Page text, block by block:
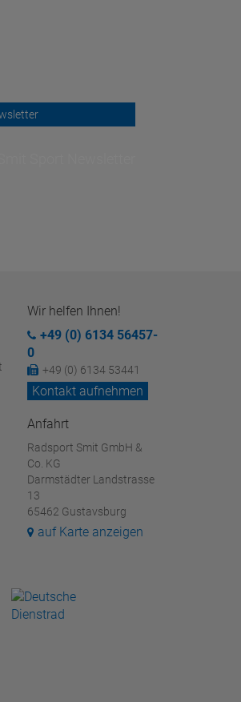
Wir helfen Ihnen!
+49 (0) 6134 56457-
0
+49 (0) 6134 53441
Kontakt aufnehmen
Anfahrt
Radsport Smit GmbH &
Co. KG
Darmstädter Landstrasse
13
65462 Gustavsburg
auf Karte anzeigen